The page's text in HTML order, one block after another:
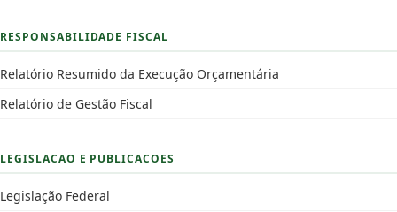
RESPONSABILIDADE FISCAL
Relatório Resumido da Execução Orçamentária
Relatório de Gestão Fiscal
LEGISLACAO E PUBLICACOES
Legislação Federal